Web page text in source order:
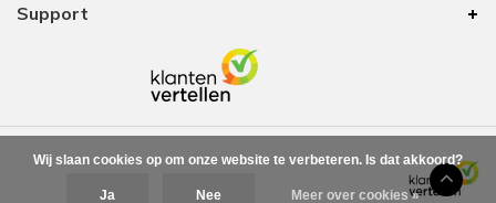
Support
Wij slaan cookies op om onze website te verbeteren. Is dat akkoord?
Ja Nee Meer over cookies »